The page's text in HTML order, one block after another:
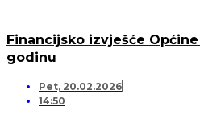
Financijsko izvješće
godinu
Pet, 20.02.2026
14:50